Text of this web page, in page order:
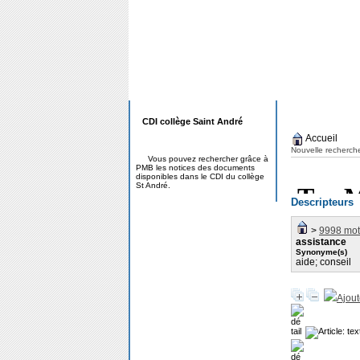
Accueil
Nouvelle
Descripteurs
> 9998
assistance
Synonyme(s)
aide; conseil
CDI collège Saint André
Vous pouvez rechercher grâce à
PMB les notices des documents
disponibles dans le CDI du collège
St André.